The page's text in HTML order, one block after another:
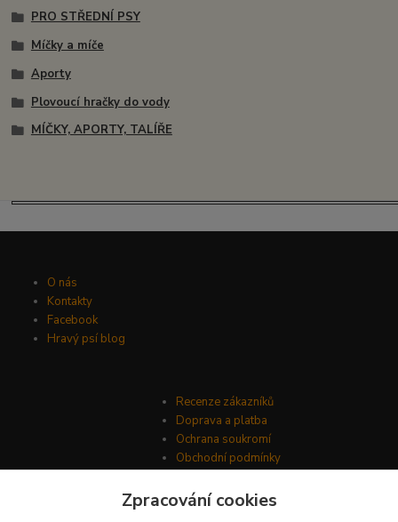
PRO STŘEDNÍ PSY
Míčky a míče
Aporty
Plovoucí hračky do vody
MÍČKY, APORTY, TALÍŘE
O nás
Kontakty
Facebook
Hravý psí blog
Recenze zákazníků
Doprava a platba
Ochrana soukromí
Obchodní podmínky
Zpracování cookies